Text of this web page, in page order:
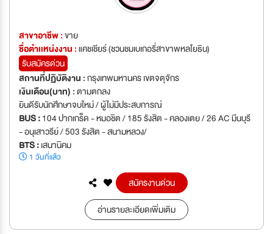
สาขาอาชีพ :ขาย
ชื่อตำเเหน่งงาน :แคชเชียร์ (ชวนชมเบเกอรี่สาขาพหลโยธิน)
รับสมัครด่วน
สถานที่ปฏิบัติงาน :กรุงเทพมหานคร เขตจตุจักร
เงินเดือน(บาท) :ตามตกลง
ยินดีรับนักศึกษาจบใหม่ / ผู้ไม่มีประสบการณ์
BUS :104 ปากเกร็ด - หมอชิต / 185 รังสิต - คลองเตย / 26 AC มีนบุรี
- อนุเสาวรีย์ / 503 รังสิต - สนามหลวง/
BTS :เสนานิคม
1 วันที่แล้ว
สมัครงานด่วน
อ่านรายละเอียดเพิ่มเติม